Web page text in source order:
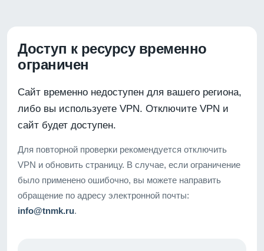
Доступ к ресурсу временно
ограничен
Сайт временно недоступен для вашего региона,
либо вы используете VPN. Отключите VPN и
сайт будет доступен.
Для повторной проверки рекомендуется отключить
VPN и обновить страницу. В случае, если ограничение
было применено ошибочно, вы можете направить
обращение по адресу электронной почты:
info@tnmk.ru.